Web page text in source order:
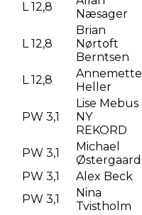
L 12,8
Næsager
L 12,8
Brian
Nørtoft
Berntsen
L 12,8
Annemette
Heller
PW 3,1
Lise Mebus
NY
REKORD
PW 3,1
Michael
Østergaard
PW 3,1
Alex Beck
PW 3,1
Nina
Tvistholm